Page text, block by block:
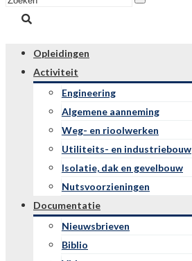
Opleidingen
Activiteit
Engineering
Algemene aanneming
Weg- en rioolwerken
Utiliteits- en industriebouw
Isolatie, dak en gevelbouw
Nutsvoorzieningen
Documentatie
Nieuwsbrieven
Biblio